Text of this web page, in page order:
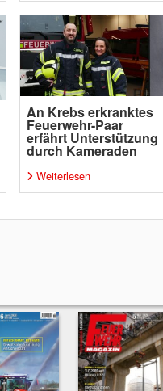
An Krebs erkranktes
Feuerwehr-Paar
erfährt Unterstützung
durch Kameraden
Weiterlesen